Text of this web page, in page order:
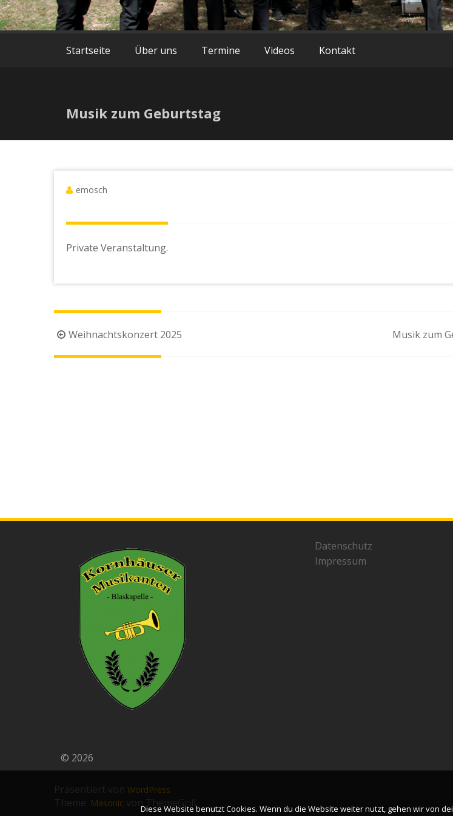
Startseite Über uns Termine Videos Kontakt
Musik zum Geburtstag
emosch
Private Veranstaltung.
Beitragsnavigation
Weihnachtskonzert 2025 Musik zum
Datenschutz
Impressum
© 2026
WordPress
Masonic von ThemeGrill
Diese Website benutzt Cookies. Wenn du die Website weiter nutzt, gehen wir von